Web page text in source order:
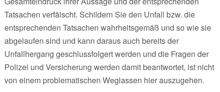
Tatsachen verfälscht. Schildern Sie den Unfall bzw. die
entsprechenden Tatsachen wahrheitsgemäß und so wie sie
abgelaufen sind und kann daraus auch bereits der
Unfallhergang geschlussfolgert werden und die Fragen der
Polizei und Versicherung werden damit beantwortet, ist nicht
von einem problematischen Weglassen hier auszugehen.